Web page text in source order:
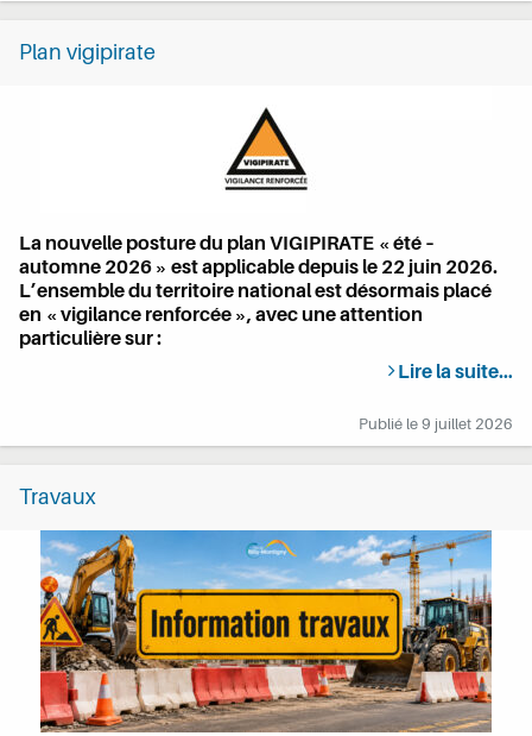
Plan vigipirate
La nouvelle posture du plan VIGIPIRATE « été –
automne 2026 » est applicable depuis le 22 juin 2026.
L’ensemble du territoire national est désormais placé
en « vigilance renforcée », avec une attention
particulière sur :
Lire la suite…
Publié le 9 juillet 2026
Travaux